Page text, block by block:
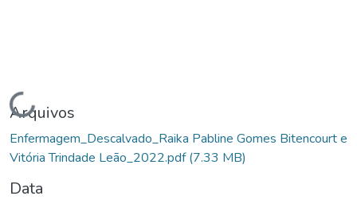
Carregando...
Arquivos
Enfermagem_Descalvado_Raika Pabline Gomes Bitencourt e
Vitória Trindade Leão_2022.pdf(7.33 MB)
Data